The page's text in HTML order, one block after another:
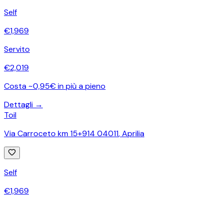
Self
€1,969
Servito
€2,019
Costa ~0,95€ in più a pieno
Dettagli →
Toil
Via Carroceto km 15+914 04011,Aprilia
Self
€1,969